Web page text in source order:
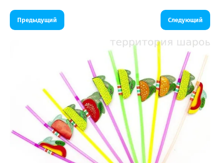
Предыдущий Следующий